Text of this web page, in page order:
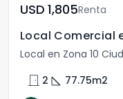
USD	1,805Renta
Local Comercial
Local en Zona 10
door_front 2 square_foot 77.75m2